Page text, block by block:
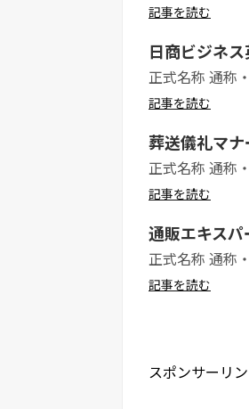
記事を読む
日商ビジネ
正式名称 通称
記事を読む
葬送儀礼マナ
正式名称 通称
記事を読む
通販エキスパ
正式名称 通称
記事を読む
スポンサーリ